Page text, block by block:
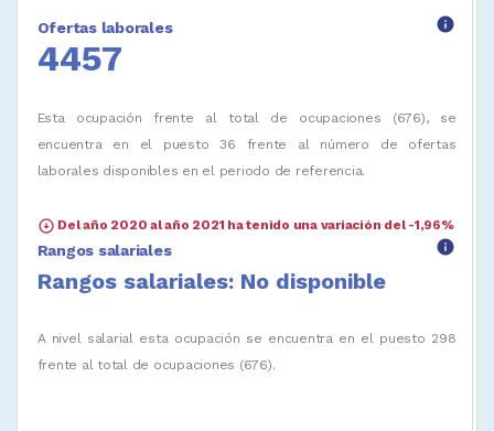
Ofertas laborales info
4457
Esta ocupación frente al total de ocupaciones (676), se
encuentra en el puesto 36 frente al número de ofertas
laborales disponibles en el periodo de referencia.
arrow_circle_down Del año 2020 al año 2021 ha tenido una variación del -1,96%
Rangos salariales info
Rangos salariales: No disponible
A nivel salarial esta ocupación se encuentra en el puesto 298
frente al total de ocupaciones (676).